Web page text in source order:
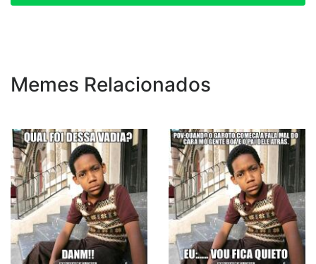
Memes Relacionados